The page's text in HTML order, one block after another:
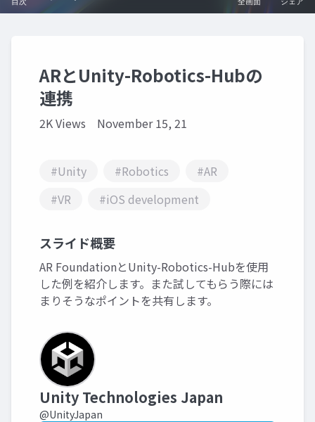
ARとUnity-Robotics-Hubの
連携
2K Views November 15, 21
#Unity #Robotics
#AR
#VR
#iOS development
スライド概要
AR FoundationとUnity-Robotics-Hubを使用
した例を紹介します。また試してもらう際には
まりそうなポイントを共有します。
Unity Technologies Japan
@UnityJapan